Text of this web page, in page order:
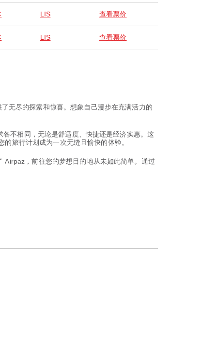
LIS 查看票价
LIS 查看票价
无尽的探索和惊喜。想象自己漫步在充满活力的
不相同，无论是舒适度、快捷还是经济实惠。这
旅行计划成为一次无缝且愉快的体验。
Airpaz，前往您的梦想目的地从未如此简单。通过